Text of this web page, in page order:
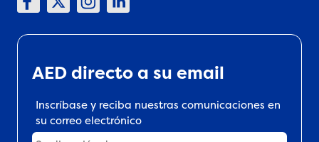
AED directo a su email
Inscríbase y reciba nuestras comunicaciones en
su correo electrónico